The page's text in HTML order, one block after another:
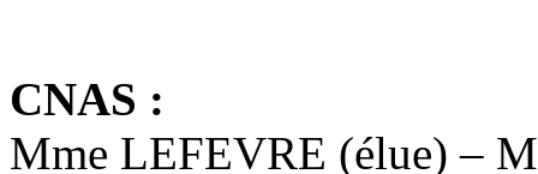
CNAS :
Mme LEFEVRE (élue) –